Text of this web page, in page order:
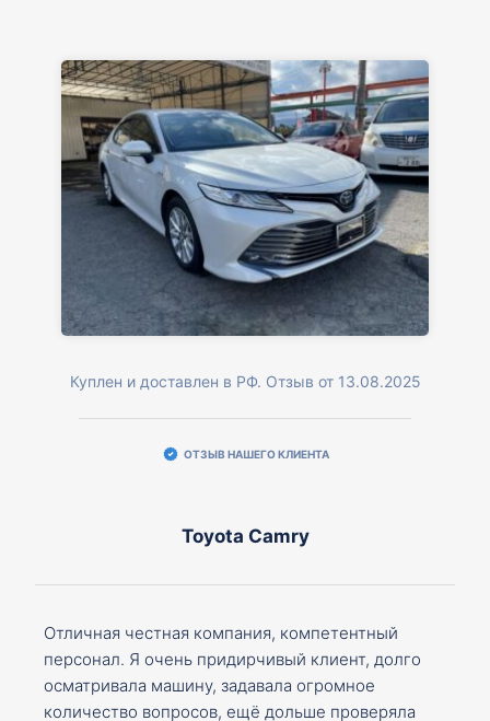
Куплен и доставлен в РФ. Отзыв от 13.08.2025
ОТЗЫВ НАШЕГО КЛИЕНТА
Toyota Camry
Отличная честная компания, компетентный
персонал. Я очень придирчивый клиент, долго
осматривала машину, задавала огромное
количество вопросов, ещё дольше проверяла